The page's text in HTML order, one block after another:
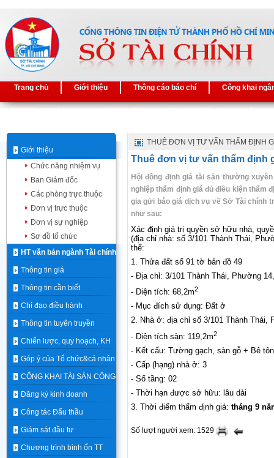
Trang chủ Giới thiệu Thông cáo báo chí Công khai
Giới thiệu
Chức năng nhiệm vụ
Ban Giám đốc
Các phòng trực thuộc
Đơn vị trực thuộc
Đơn vị sự nghiệp
Sơ đồ tổ chức
HT văn bản ngành Tài chính
Thông tin giá
Thông tin cần biết
Chỉ đạo điều hành
Thông tin tuyên truyền
Chiến lược, quy hoạch, KH
Góp ý của Tổ chức&cá nhân
CÔNG KHAI TÀI SẢN CÔNG
Đăng ký kinh doanh
Công tác Đấu thầu
Giám sát đầu tư
Chương trình bình ổn TT
THUÊ ĐƠN VỊ TƯ VẤN THẨM ĐỊNH
Thuê đơn vị tư vấn thẩm định
Hội đồng định giá tài sản thường
nghiệp thẩm định giá đủ điều kiện thẩm
gia gửi báo giá dịch vụ về Sở Tài chính
như sau:
Xác định giá trị quyền sở hữu nhà,
(địa chỉ nhà: số 3/101 Thành Thái,
thể:
1. Thửa đất số 91 tờ bản đồ 49
- Địa chỉ: 3/101 Thành Thái, Phường
- Diện tích: 68,2m2
- Mục đích sử dụng: Đất ở
2. Nhà ở: địa chỉ số 3/101 Thành Thái,
- Diện tích sàn: 119,2m2
- Kết cấu: Tường gạch, sàn gỗ + Bê
- Cấp (hạng) nhà ở: 3
- Số tầng: 02
- Thời hạn được sở hữu: lâu dài
3. Thời điểm thẩm định giá: tháng 9
Số lượt người xem: 1529